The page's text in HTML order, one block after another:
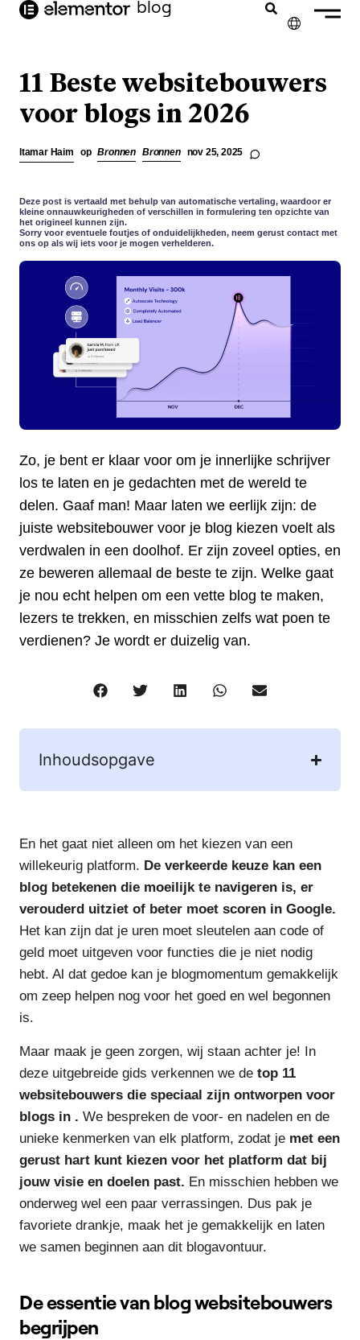
blog
FRANÇAIS
ESPAÑOL
ITALIANO
11 Beste websitebouwers
voor blogs in 2026
Itamar Haim op Bronnen Bronnen nov 25, 2025
Deze post is vertaald met behulp van automatische vertaling, waardoor er
kleine onnauwkeurigheden of verschillen in formulering ten opzichte van
het origineel kunnen zijn.
Sorry voor eventuele foutjes of onduidelijkheden, neem gerust contact met
ons op als wij iets voor je mogen verhelderen.
Zo, je bent er klaar voor om je innerlijke schrijver
los te laten en je gedachten met de wereld te
delen. Gaaf man! Maar laten we eerlijk zijn: de
juiste websitebouwer voor je blog kiezen voelt als
verdwalen in een doolhof. Er zijn zoveel opties, en
ze beweren allemaal de beste te zijn. Welke gaat
je nou echt helpen om een vette blog te maken,
lezers te trekken, en misschien zelfs wat poen te
verdienen? Je wordt er duizelig van.
Inhoudsopgave
En het gaat niet alleen om het kiezen van een
willekeurig platform. De verkeerde keuze kan een
blog betekenen die moeilijk te navigeren is, er
verouderd uitziet of beter moet scoren in Google.
Het kan zijn dat je uren moet sleutelen aan code of
geld moet uitgeven voor functies die je niet nodig
hebt. Al dat gedoe kan je blogmomentum gemakkelijk
om zeep helpen nog voor het goed en wel begonnen
is.
Maar maak je geen zorgen, wij staan achter je! In
deze uitgebreide gids verkennen we de top 11
websitebouwers die speciaal zijn ontworpen voor
blogs in . We bespreken de voor- en nadelen en de
unieke kenmerken van elk platform, zodat je met een
gerust hart kunt kiezen voor het platform dat bij
jouw visie en doelen past. En misschien hebben we
onderweg wel een paar verrassingen. Dus pak je
favoriete drankje, maak het je gemakkelijk en laten
we samen beginnen aan dit blogavontuur.
De essentie van blog websitebouwers
begrijpen